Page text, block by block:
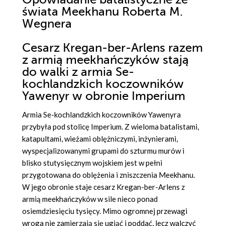
świata Meekhanu Roberta M.
Wegnera
Cesarz Kregan-ber-Arlens razem
z armią meekhańczyków stają
do walki z armia Se-
kochlandzkich koczowników
Yawenyr w obronie Imperium
Armia Se-kochlandzkich koczowników Yawenyra
przybyła pod stolicę Imperium. Z wieloma batalistami,
katapultami, wieżami oblężniczymi, inżynierami,
wyspecjalizowanymi grupami do szturmu murów i
blisko stutysięcznym wojskiem jest w pełni
przygotowana do oblężenia i zniszczenia Meekhanu.
W jego obronie staje cesarz Kregan-ber-Arlens z
armią meekhańczyków w sile nieco ponad
osiemdziesięciu tysięcy. Mimo ogromnej przewagi
wroga nie zamierzają się ugiąć i poddać, lecz walczyć